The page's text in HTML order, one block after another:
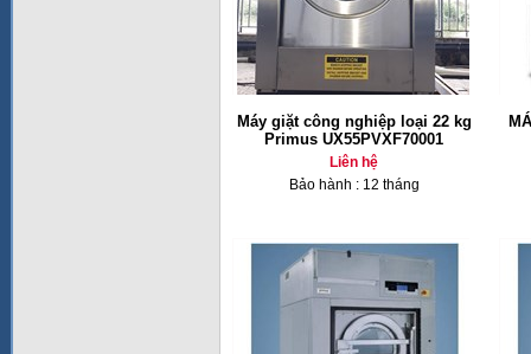
Máy giặt công nghiệp loại 22 kg
Primus UX55PVXF70001
Liên hệ
Bảo hành : 12 tháng